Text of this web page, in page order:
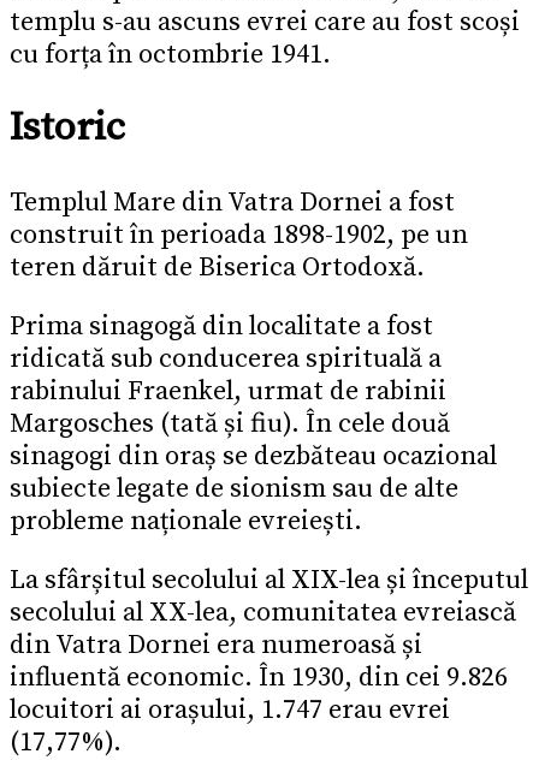
templu s-au ascuns evrei care au fost scoși
cu forța în octombrie 1941.
Istoric
Templul Mare din Vatra Dornei a fost
construit în perioada 1898-1902, pe un
teren dăruit de Biserica Ortodoxă.
Prima sinagogă din localitate a fost
ridicată sub conducerea spirituală a
rabinului Fraenkel, urmat de rabinii
Margosches (tată și fiu). În cele două
sinagogi din oraș se dezbăteau ocazional
subiecte legate de sionism sau de alte
probleme naționale evreiești.
La sfârșitul secolului al XIX-lea și începutul
secolului al XX-lea, comunitatea evreiască
din Vatra Dornei era numeroasă și
influentă economic. În 1930, din cei 9.826
locuitori ai orașului, 1.747 erau evrei
(17,77%).